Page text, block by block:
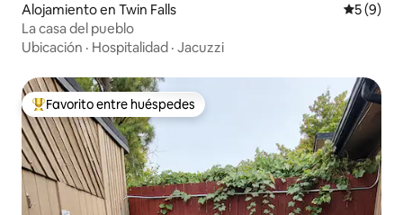
Alojamiento en Twin Falls
5 (9)
La casa del pueblo
Ubicación · Hospitalidad · Jacuzzi
Favorito entre los huéspedes más destacados
Favorito entre huéspedes